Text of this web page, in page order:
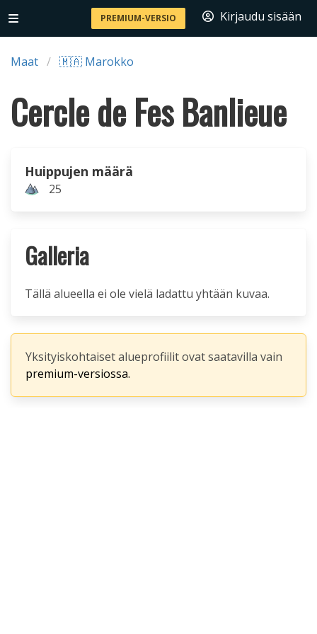
PREMIUM-VERSIO Kirjaudu sisään
Maat 🇲🇦 Marokko
Cercle de Fes Banlieue
Huippujen määrä
25
Galleria
Tällä alueella ei ole vielä ladattu yhtään kuvaa.
Yksityiskohtaiset alueprofiilit ovat saatavilla vain
premium-versiossa.